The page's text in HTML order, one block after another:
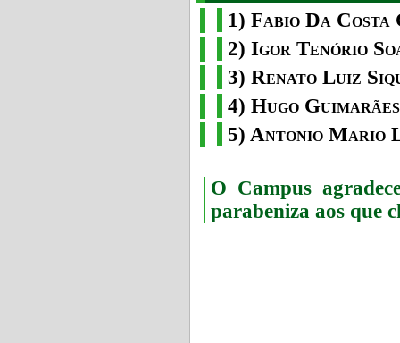
1) Fabio Da
2) Igor Tenório
3) Renato Luiz
4) Hugo
5) Antonio Mario
O Campus
parabeniza aos que